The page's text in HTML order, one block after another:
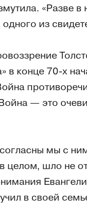
«Разве
из
в конце 70-х
— это
мы с
целом, шло не
в своей